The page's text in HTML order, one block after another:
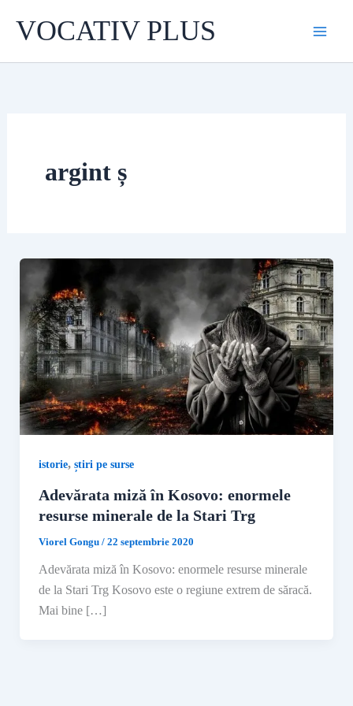
VOCATIV PLUS
argint ș
istorie, știri pe surse
Adevărata miză în Kosovo: enormele
resurse minerale de la Stari Trg
Viorel Gongu / 22 septembrie 2020
Adevărata miză în Kosovo: enormele resurse minerale
de la Stari Trg Kosovo este o regiune extrem de săracă.
Mai bine […]